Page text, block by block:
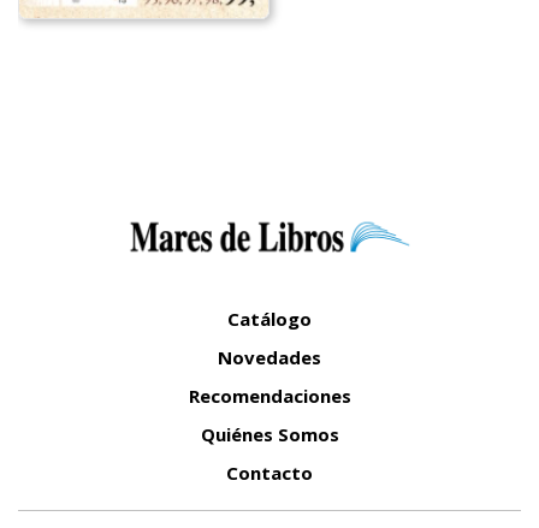
Catálogo
Novedades
Recomendaciones
Quiénes Somos
Contacto